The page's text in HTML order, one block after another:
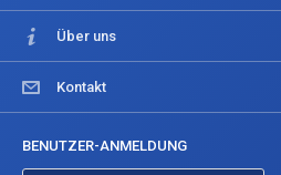
Über uns
Kontakt
BENUTZER-ANMELDUNG